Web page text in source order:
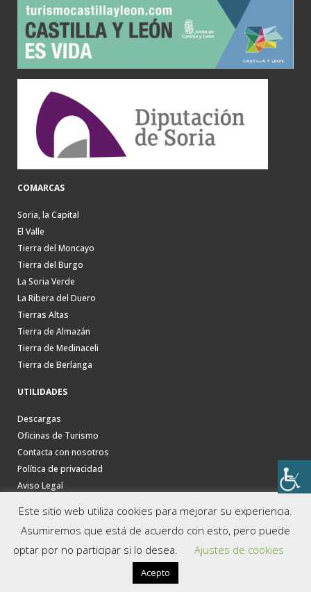
COMARCAS
Soria, la Capital
El Valle
Tierra del Moncayo
Tierra del Burgo
La Soria Verde
La Ribera del Duero
Tierras Altas
Tierra de Almazán
Tierra de Medinaceli
Tierra de Berlanga
UTILIDADES
Descargas
Oficinas de Turismo
Contacta con nosotros
Política de privacidad
Aviso Legal
Este sitio web utiliza cookies para mejorar su experiencia.
Asumiremos que está de acuerdo con esto, pero puede
optar por no participar si lo desea.
Ajustes de cookies
Acepto